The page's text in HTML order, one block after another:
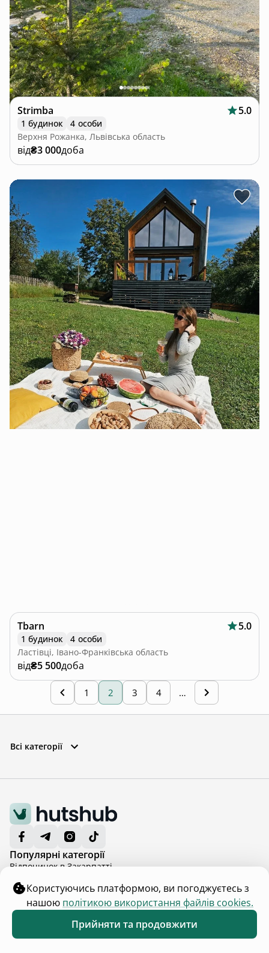
Strimba 5.0
1 будинок
4 особи
Верхня Рожанка, Львівська область
від₴3 000доба
Tbarn 5.0
1 будинок
4 особи
Ластівці, Івано-Франківська область
від₴5 500доба
1 2 3 4 …
Всі категорії
Популярні категорії
Відпочинок в Закарпатті
Відпочинок в Буковелі
Відпочинок з басейном в Буковелі
Відпочинок в Івано-Франківській області
Відпочинок в Карпатах
Відпочинок в Карпатах з басейном
Користуючись платформою, ви погоджуєтесь з
нашою політикою використання файлів cookies.
Прийняти та продовжити
Каталог